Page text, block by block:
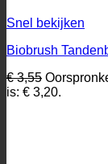
Snel bekijken
Biobrush
€3,55
is: € 3,20.